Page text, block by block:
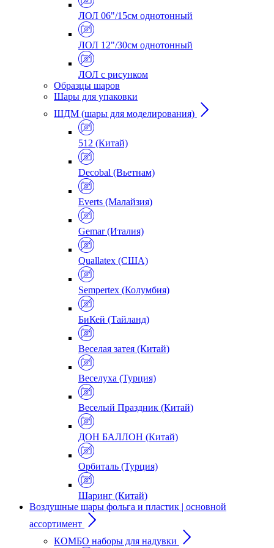
ЛОЛ 06"/15см однотонный
ЛОЛ 12"/30см однотонный
ЛОЛ с рисунком
Образцы шаров
Шары для упаковки
ШДМ (шары для моделирования)
512 (Китай)
Decobal (Вьетнам)
Everts (Малайзия)
Gemar (Италия)
Quallatex (США)
Sempertex (Колумбия)
БиКей (Тайланд)
Веселая затея (Китай)
Веселуха (Турция)
Веселый Праздник (Китай)
ДОН БАЛЛОН (Китай)
Орбиталь (Турция)
Шаринг (Китай)
Воздушные шары фольга и пластик | основной
ассортимент
КОМБО наборы для надувки